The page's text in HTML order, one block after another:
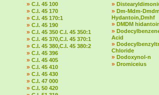
» C.I. 45 100
» C.I. 45 170
» C.I. 45 170:1
» C.I. 45 190
» C.I. 45 350 C.I. 45 350:1
» C.I. 45 370,C.I. 45 370:1
» C.I. 45 380,C.I. 45 380:2
» C.I. 45 396
» C.I. 45 405
» C.I. 45 410
» C.I. 45 430
» C.I. 47 000
» C.I. 50 420
»
» Dm-Mdm-
Hydantoin,Dmhf
» DMDM
»
Acid
»
Chloride
» Dodoxynol-n
» Dromiceius